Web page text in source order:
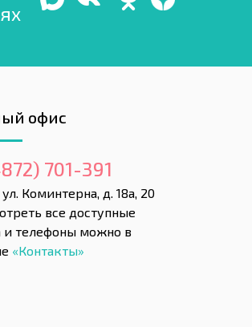
офис
701-391
ул. Коминтерна, д. 18а, 20
все доступные
и телефоны можно в
«Контакты»